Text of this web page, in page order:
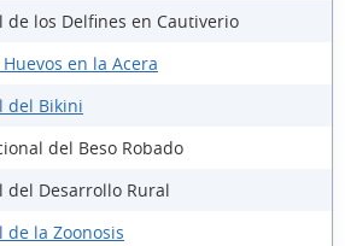
de los Delfines en Cautiverio
en la Acera
del Bikini
del Beso Robado
del Desarrollo Rural
de la Zoonosis